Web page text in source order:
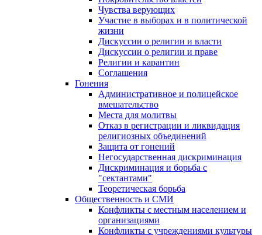
Чувства верующих
Участие в выборах и в политической
жизни
Дискуссии о религии и власти
Дискуссии о религии и праве
Религии и карантин
Соглашения
Гонения
Административное и полицейское
вмешательство
Места для молитвы
Отказ в регистрации и ликвидация
религиозных объединений
Защита от гонений
Негосударственная дискриминация
Дискриминация и борьба с
"сектантами"
Теоретическая борьба
Общественность и СМИ
Конфликты с местным населением и
организациями
Конфликты с учреждениями культуры